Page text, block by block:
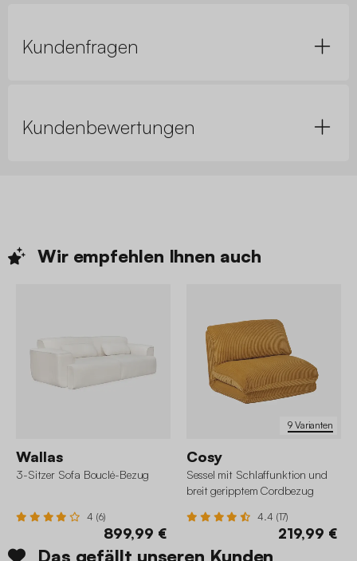
Kundenfragen
Kundenbewertungen
Wir empfehlen Ihnen auch
Wallas
3-Sitzer Sofa Bouclé-Bezug
4 (6)
899,99 €
9 Varianten
Cosy
Sessel mit Schlaffunktion und
breit geripptem Cordbezug
4.4 (17)
219,99 €
Das gefällt unseren Kunden